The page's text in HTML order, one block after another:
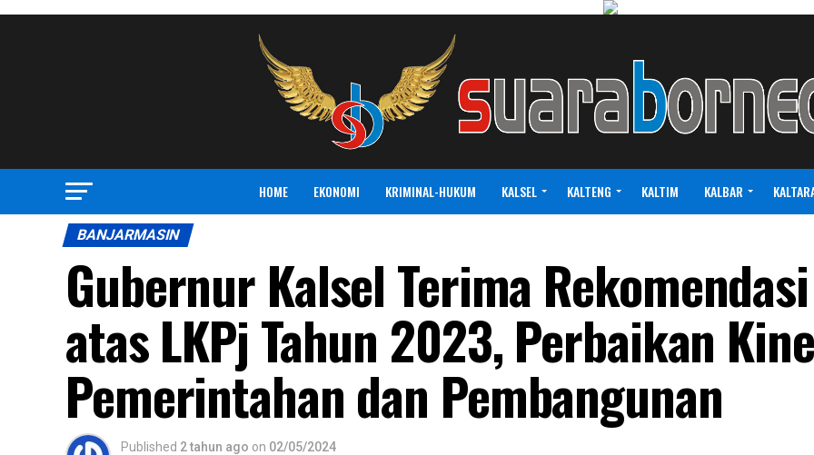
HOME EKONOMI KRIMINAL-HUKUM KALSEL KALTENG KALTIM KALBAR
BANJARMASIN
Gubernur Kalsel Terima
atas LKPj Tahun 2023, Perbaikan
Pemerintahan dan Pembangunan
Published 2 tahun ago on 02/05/2024